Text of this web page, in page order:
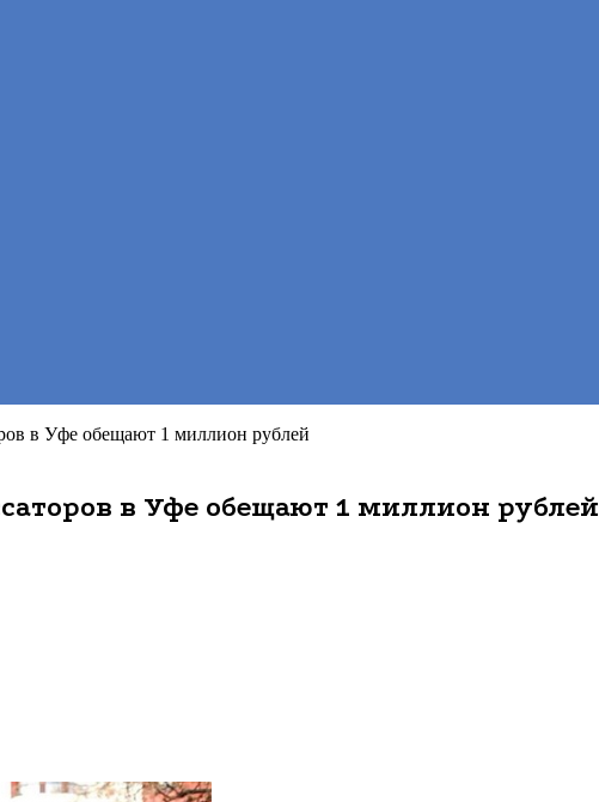
в Уфе обещают 1 миллион рублей
в Уфе обещают 1 миллион рублей